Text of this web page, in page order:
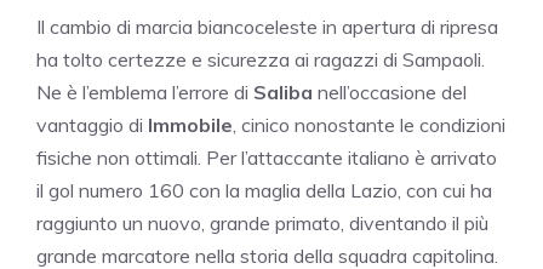
Il cambio di marcia biancoceleste in apertura di ripresa
ha tolto certezze e sicurezza ai ragazzi di Sampaoli.
Ne è l’emblema l’errore di Saliba nell’occasione del
vantaggio di Immobile, cinico nonostante le condizioni
fisiche non ottimali. Per l’attaccante italiano è arrivato
il gol numero 160 con la maglia della Lazio, con cui ha
raggiunto un nuovo, grande primato, diventando il più
grande marcatore nella storia della squadra capitolina.